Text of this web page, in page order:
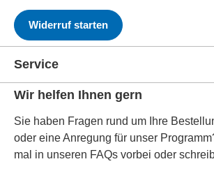
Widerruf starten
Service
Wir helfen Ihnen gern
Sie haben Fragen rund um Ihre
oder eine Anregung für unser
mal in unseren FAQs vorbei oder